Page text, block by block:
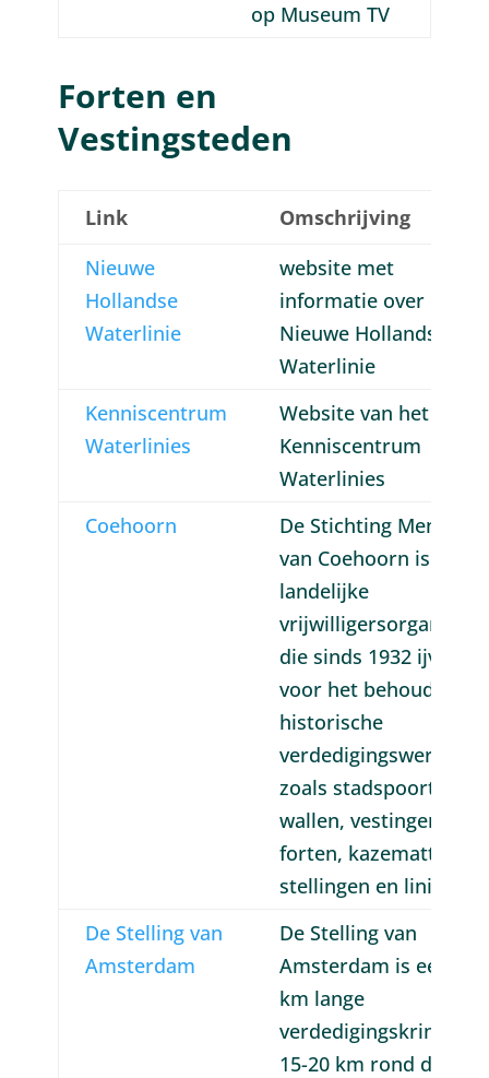
op Museum TV
Forten en
Vestingsteden
Link
Omschrijving
Nieuwe
Hollandse
Waterlinie
website met
informatie over de
Nieuwe Hollandse
Waterlinie
Kenniscentrum
Waterlinies
Website van het
Kenniscentrum
Waterlinies
Coehoorn
De Stichting Menno
van Coehoorn is een
landelijke
die sinds 1932 ijvert
voor het behoud van
historische
verdedigingswerken
zoals stadspoorten en
wallen, vestingen,
forten, kazematten,
stellingen en linies.
De Stelling van
Amsterdam
De Stelling van
Amsterdam is een 135
km lange
verdedigingskring op
15-20 km rond de